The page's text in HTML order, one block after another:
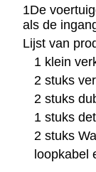
1De
als de
Lijst van
1 klein
2 stuks
2 stuks
1 stuks
2 stuks
loopkabel